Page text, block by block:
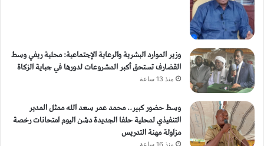
وزير الموارد البشرية والرعاية الإجتماعية: محلية ريفي وسط
القضارف تستحق أكبر المشروعات لدورها في جباية الزكاة
منذ 13 ساعة
وسط حضور كبير.. محمد عمر سعد الله ممثل المدير
التنفيذي لمحلية حلفا الجديدة دشن اليوم امتحانات رخصة
مزاولة مهنة التدريس
منذ 16 ساعة